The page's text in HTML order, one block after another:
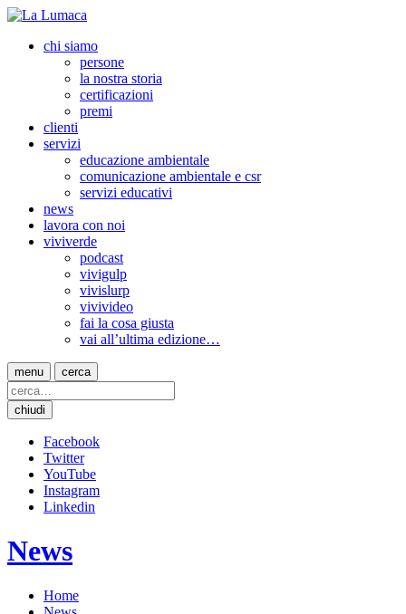
chi siamo
persone
la nostra storia
certificazioni
premi
clienti
servizi
educazione ambientale
comunicazione ambientale e csr
servizi educativi
news
lavora con noi
viviverde
podcast
vivigulp
vivislurp
vivivideo
fai la cosa giusta
vai all’ultima edizione…
menu cerca
chiudi
Facebook
Twitter
YouTube
Instagram
Linkedin
News
Home